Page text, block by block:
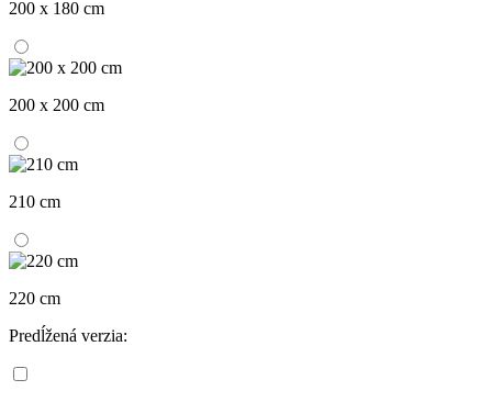
200 x 180 cm
200 x 200 cm
210 cm
220 cm
Predĺžená verzia: